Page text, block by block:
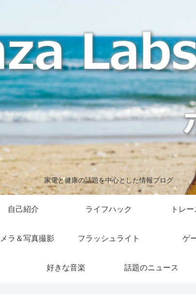
家電と健康の話題を中心とした情報ブログ
自己紹介 ライフハック トレ
ラ＆写真撮影 フラッシュライト ゲ
好きな音楽 話題のニュース